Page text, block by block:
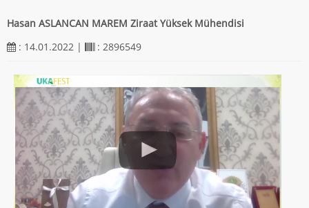
Hasan ASLANCAN MAREM Ziraat Yüksek Mühendisi
: 14.01.2022 |
: 2896549